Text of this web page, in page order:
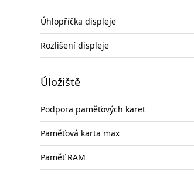
Úhlopříčka displeje
Rozlišení displeje
Úložiště
Podpora paměťových karet
Paměťová karta max
Paměť RAM